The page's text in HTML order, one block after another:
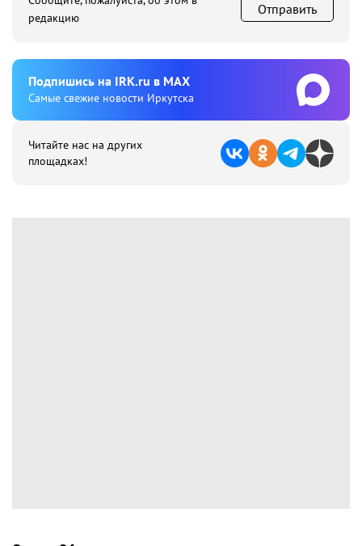
редакцию
Отправить
Подпишиcь на IRK.ru в MAX
Cамые свежие новости Иркутска
Читайте нас на других
площадках!